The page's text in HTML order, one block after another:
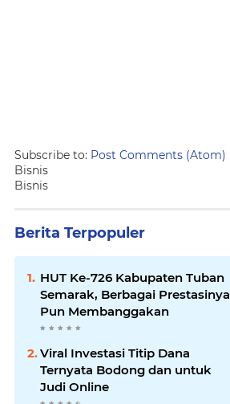
Subscribe to: Post Comments (Atom)
Bisnis
Bisnis
Berita Terpopuler
HUT Ke-726 Kabupaten Tuban
Semarak, Berbagai Prestasinya
Pun Membanggakan
Viral Investasi Titip Dana
Ternyata Bodong dan untuk
Judi Online